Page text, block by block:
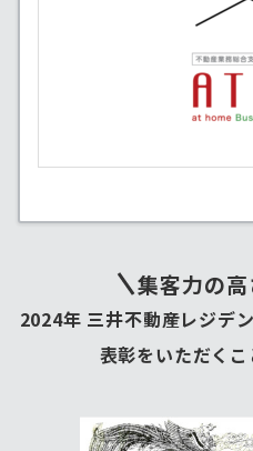
集客力の高
2024年 三井不動産レジデ
表彰をいただくこ